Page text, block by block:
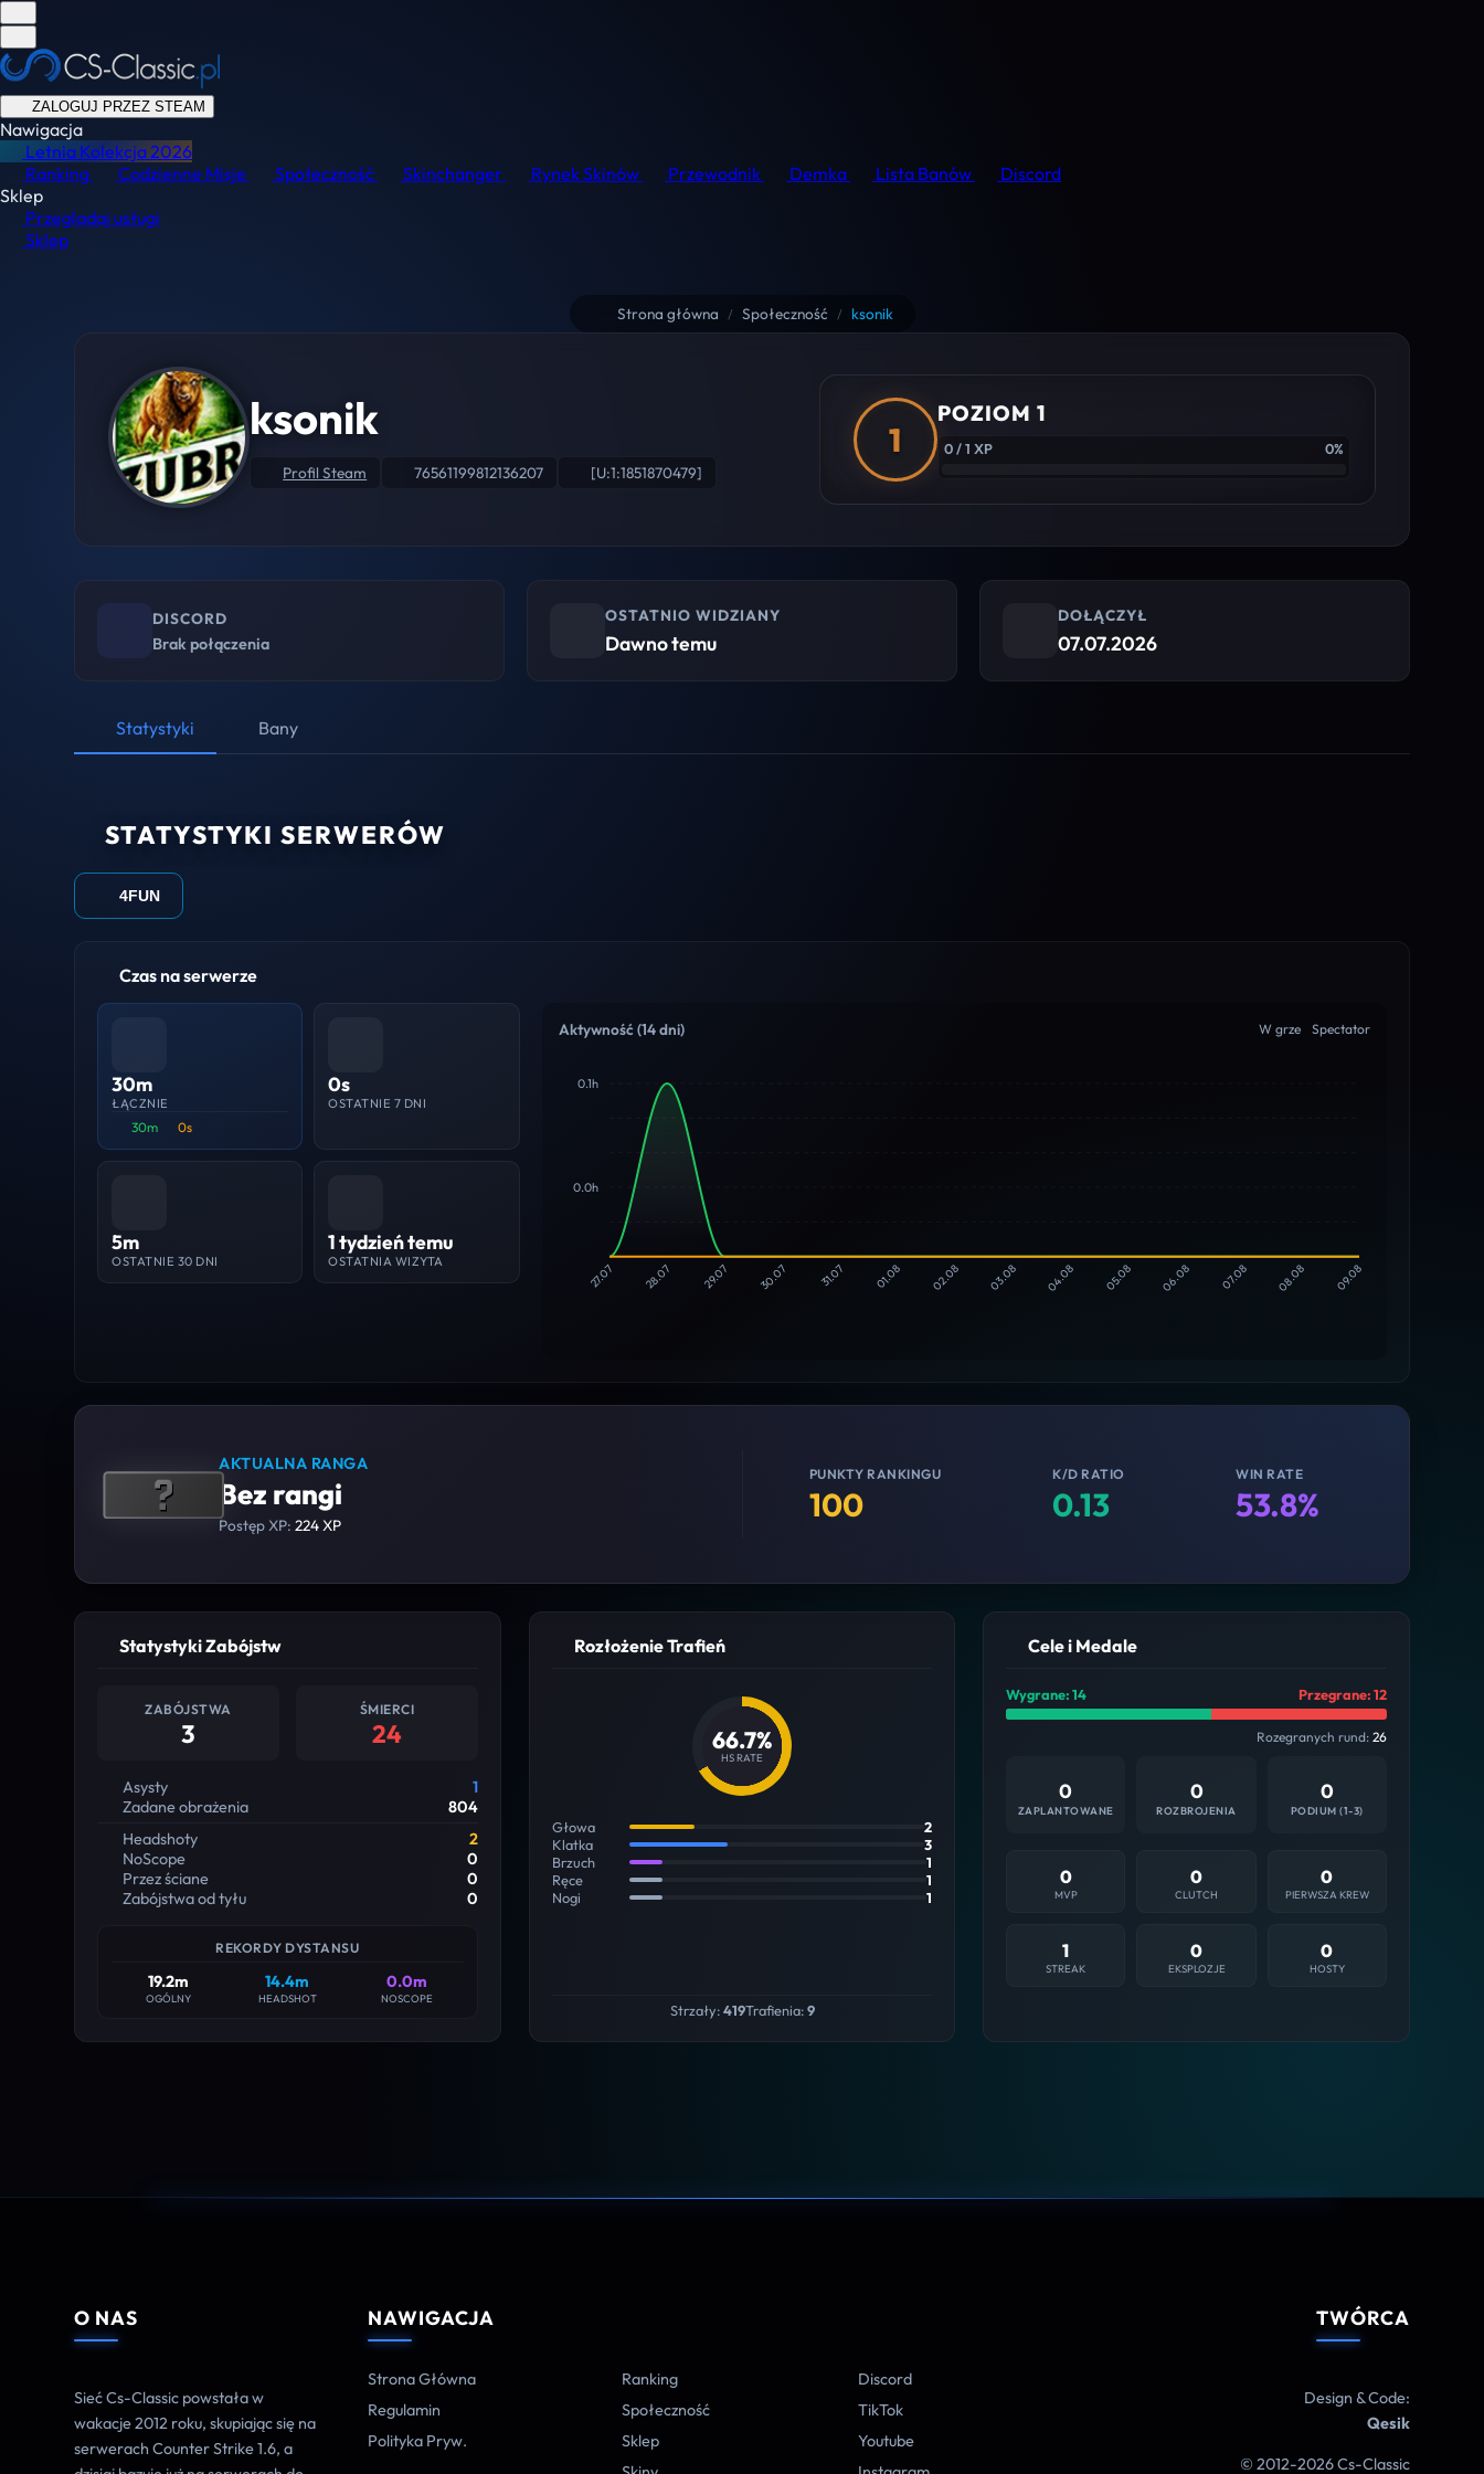
ZALOGUJ PRZEZ STEAM
Nawigacja
Letnia Kolekcja2026
Ranking
Codzienne Misje Społeczność Skinchanger Rynek Skinów Przewodnik Demka Lista Banów
Discord
Sklep
Przeglądaj usługi
Sklep
Strona główna / Społeczność / ksonik
ksonik
Profil Steam 76561199812136207 [U:1:1851870479]
1
POZIOM 1
0 / 1 XP 0%
DISCORD
Brak połączenia
OSTATNIO WIDZIANY
Dawno temu
DOŁĄCZYŁ
07.07.2026
Statystyki Bany
STATYSTYKI SERWERÓW
4FUN
Czas na serwerze
30m
ŁĄCZNIE
30m 0s
0s
OSTATNIE 7 DNI
5m
OSTATNIE 30 DNI
1 tydzień temu
OSTATNIA WIZYTA
Aktywność (14 dni) W grze Spectator
0.1h
0.0h
27.07 28.07 29.07 30.07 31.07 01.08 02.08 03.08 04.08 05.08 06.08 07.08 08.08 09.08
AKTUALNA RANGA
Bez rangi
Postęp XP:224 XP
PUNKTY RANKINGU
100
K/D RATIO
0.13
WIN RATE
53.8%
Statystyki Zabójstw
ZABÓJSTWA
3
ŚMIERCI
24
Asysty
1
Zadane obrażenia
804
Headshoty
2
NoScope
0
Przez ściane
0
Zabójstwa od tyłu
0
REKORDY DYSTANSU
19.2m
OGÓLNY
14.4m
HEADSHOT
0.0m
NOSCOPE
Rozłożenie Trafień
66.7%
HS RATE
Głowa
2
Klatka
3
Brzuch
1
Ręce
1
Nogi
1
Strzały:419Trafienia:9
Cele i Medale
Wygrane: 14 Przegrane: 12
Rozegranych rund: 26
0
ZAPLANTOWANE
0
ROZBROJENIA
0
PODIUM (1-3)
0
MVP
0
CLUTCH
0
PIERWSZA KREW
1
STREAK
0
EKSPLOZJE
0
HOSTY
O NAS
Sieć Cs-Classic powstała w
wakacje 2012 roku, skupiając się na
serwerach Counter Strike 1.6, a
NAWIGACJA
Strona Główna
Regulamin
Polityka Pryw.
Ranking
Społeczność
Sklep
Discord
TikTok
Youtube
TWÓRCA
Design & Code:
Qesik
© 2012-2026 Cs-Classic